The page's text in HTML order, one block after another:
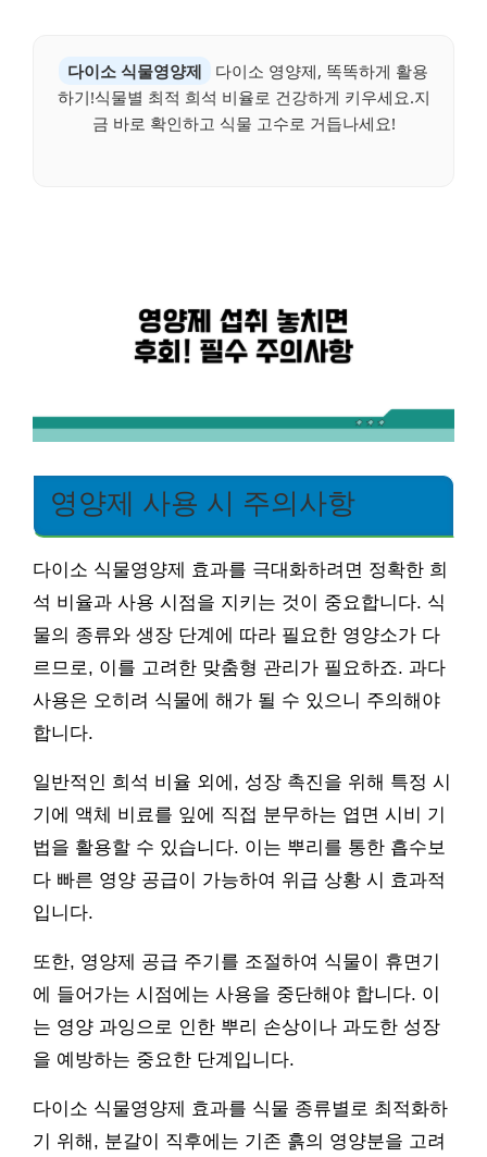
다이소 식물영양제
다이소 영양제, 똑똑하게 활용
하기!식물별 최적 희석 비율로 건강하게 키우세요.지
금 바로 확인하고 식물 고수로 거듭나세요!
영양제 사용 시 주의사항
다이소 식물영양제 효과를 극대화하려면 정확한 희
석 비율과 사용 시점을 지키는 것이 중요합니다. 식
물의 종류와 생장 단계에 따라 필요한 영양소가 다
르므로, 이를 고려한 맞춤형 관리가 필요하죠. 과다
사용은 오히려 식물에 해가 될 수 있으니 주의해야
합니다.
일반적인 희석 비율 외에, 성장 촉진을 위해 특정 시
기에 액체 비료를 잎에 직접 분무하는 엽면 시비 기
법을 활용할 수 있습니다. 이는 뿌리를 통한 흡수보
다 빠른 영양 공급이 가능하여 위급 상황 시 효과적
입니다.
또한, 영양제 공급 주기를 조절하여 식물이 휴면기
에 들어가는 시점에는 사용을 중단해야 합니다. 이
는 영양 과잉으로 인한 뿌리 손상이나 과도한 성장
을 예방하는 중요한 단계입니다.
다이소 식물영양제 효과를 식물 종류별로 최적화하
기 위해, 분갈이 직후에는 기존 흙의 영양분을 고려